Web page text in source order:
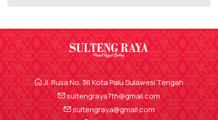
Jl. Rusa No. 36 Kota Palu Sulawesi Tengah
sultengraya7th@gmail.com
sultengraya@gmail.com